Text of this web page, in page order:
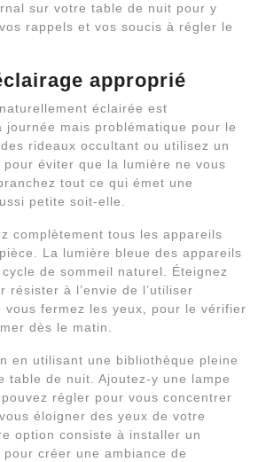
sur votre table de nuit pour y
rappels et vos soucis à régler le
approprié
éclairée est
journée mais problématique pour le
rideaux occultant ou utilisez un
pour éviter que la lumière ne vous
tout ce qui émet une
petite soit-elle.
complètement tous les appareils
La lumière bleue des appareils
de sommeil naturel. Éteignez
résister à l’envie de l’utiliser
vous fermez les yeux, pour le vérifier
dès le matin.
en utilisant une bibliothèque pleine
table de nuit. Ajoutez-y une lampe
régler pour vous concentrer
éloigner des yeux de votre
option consiste à installer un
créer une ambiance de